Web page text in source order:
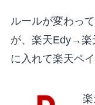
ルールが変わっ
が、楽天Edy→楽
に入れて楽天ペ